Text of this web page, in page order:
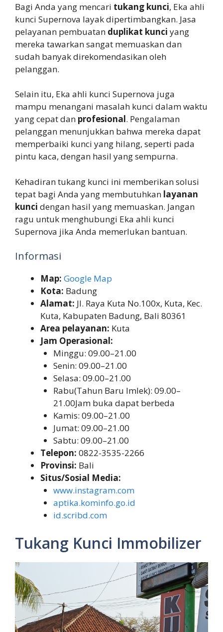
Bagi Anda yang mencari tukang kunci, Eka ahli
kunci Supernova layak dipertimbangkan. Jasa
pelayanan pembuatan duplikat kunci yang
mereka tawarkan sangat memuaskan dan
sudah banyak direkomendasikan oleh
pelanggan.
Selain itu, Eka ahli kunci Supernova juga
mampu menangani masalah kunci dalam waktu
yang cepat dan profesional. Pengalaman
pelanggan menunjukkan bahwa mereka dapat
memperbaiki kunci yang hilang, seperti pada
pintu kaca, dengan hasil yang sempurna.
Kehadiran tukang kunci ini memberikan solusi
tepat bagi Anda yang membutuhkan layanan
kunci dengan hasil yang memuaskan. Jangan
ragu untuk menghubungi Eka ahli kunci
Supernova jika Anda memerlukan bantuan.
Informasi
Map: Google Map
Kota: Badung
Alamat: Jl. Raya Kuta No.100x, Kuta, Kec.
Kuta, Kabupaten Badung, Bali 80361
Area pelayanan: Kuta
Jam Operasional:
Minggu: 09.00–21.00
Senin: 09.00–21.00
Selasa: 09.00–21.00
Rabu(Tahun Baru Imlek): 09.00–
21.00Jam buka dapat berbeda
Kamis: 09.00–21.00
Jumat: 09.00–21.00
Sabtu: 09.00–21.00
Telepon: 0822-3535-2266
Provinsi: Bali
Situs/Sosial Media:
www.instagram.com
aptika.kominfo.go.id
id.scribd.com
Tukang Kunci Immobilizer